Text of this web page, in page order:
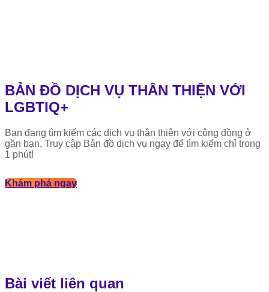
BẢN ĐỒ DỊCH VỤ THÂN THIỆN VỚI
LGBTIQ+
Bạn đang tìm kiếm các dịch vụ thân thiện với cộng đồng ở
gần bạn, Truy cập Bản đồ dịch vụ ngay để tìm kiếm chỉ trong
1 phút!
Khám phá ngay
Bài viết liên quan